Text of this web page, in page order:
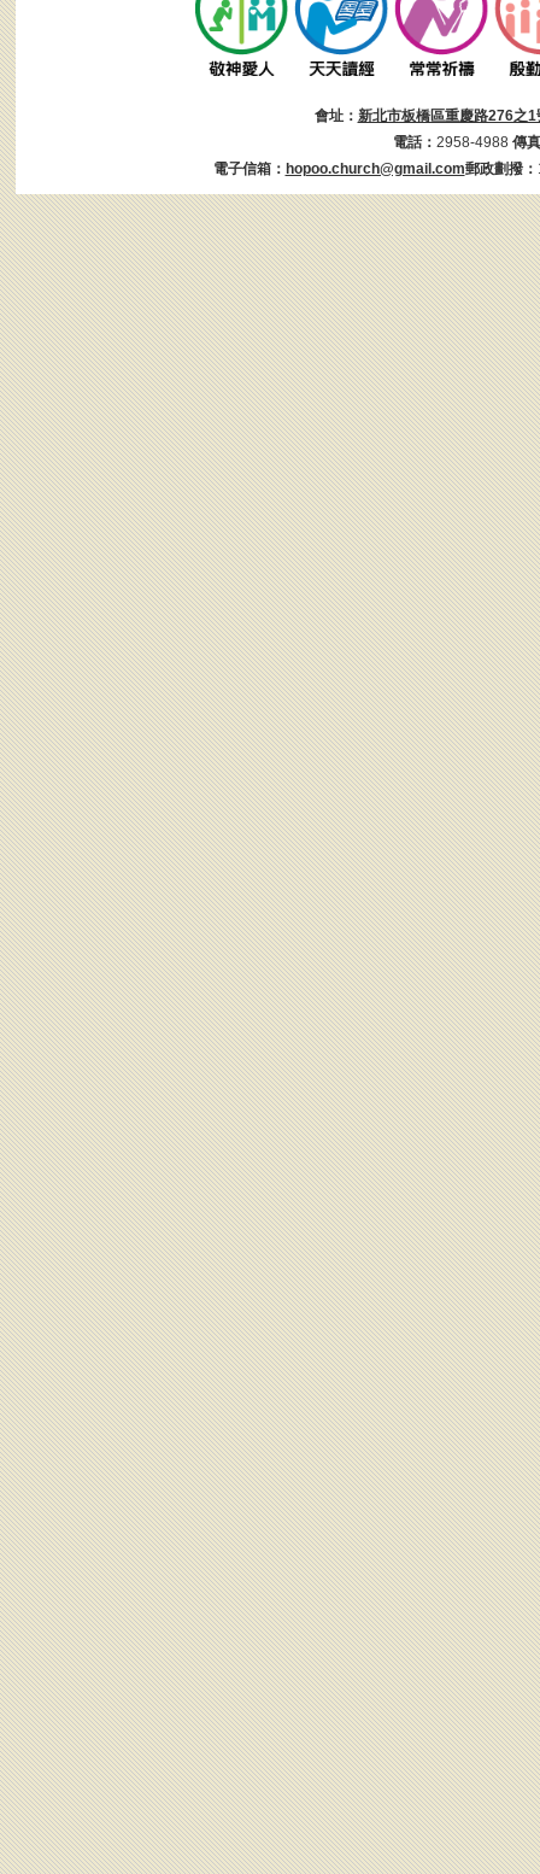
會址： 新北市板橋區重慶路276之1
電話： 2958-4988 傳
電子信箱： hopoo.church@gmail.com郵政劃撥：